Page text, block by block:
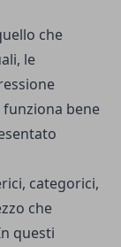
che
le
bene
categorici,
che
questi